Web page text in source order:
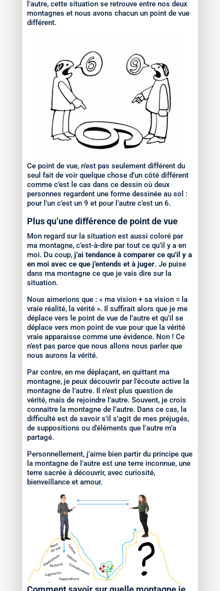
l’autre, cette situation se retrouve entre nos deux
montagnes et nous avons chacun un point de vue
différent.
Ce point de vue, n’est pas seulement différent du
seul fait de voir quelque chose d’un côté différent
comme c’est le cas dans ce dessin où deux
personnes regardent une forme dessinée au sol :
pour l’un c’est un 9 et pour l’autre c’est un 6.
Plus qu’une différence de point de vue
Mon regard sur la situation est aussi coloré par
ma montagne, c’est-à-dire par tout ce qu’il y a en
moi. Du coup, j’ai tendance à comparer ce qu’il y a
en moi avec ce que j’entends et à juger. Je puise
dans ma montagne ce que je vais dire sur la
situation.
Nous aimerions que : « ma vision + sa vision = la
vraie réalité, la vérité ». Il suffirait alors que je me
déplace vers le point de vue de l’autre et qu’il se
déplace vers mon point de vue pour que la vérité
vraie apparaisse comme une évidence. Non ! Ce
n’est pas parce que nous allons nous parler que
nous aurons la vérité.
Par contre, en me déplaçant, en quittant ma
montagne, je peux découvrir par l’écoute active la
montagne de l’autre. Il n’est plus question de
vérité, mais de rejoindre l’autre. Souvent, je crois
connaitre la montagne de l’autre. Dans ce cas, la
difficulté est de savoir s’il s’agit de mes préjugés,
de suppositions ou d’éléments que l’autre m’a
partagé.
Personnellement, j’aime bien partir du principe que
la montagne de l’autre est une terre inconnue, une
terre sacrée à découvrir, avec curiosité,
bienveillance et amour.